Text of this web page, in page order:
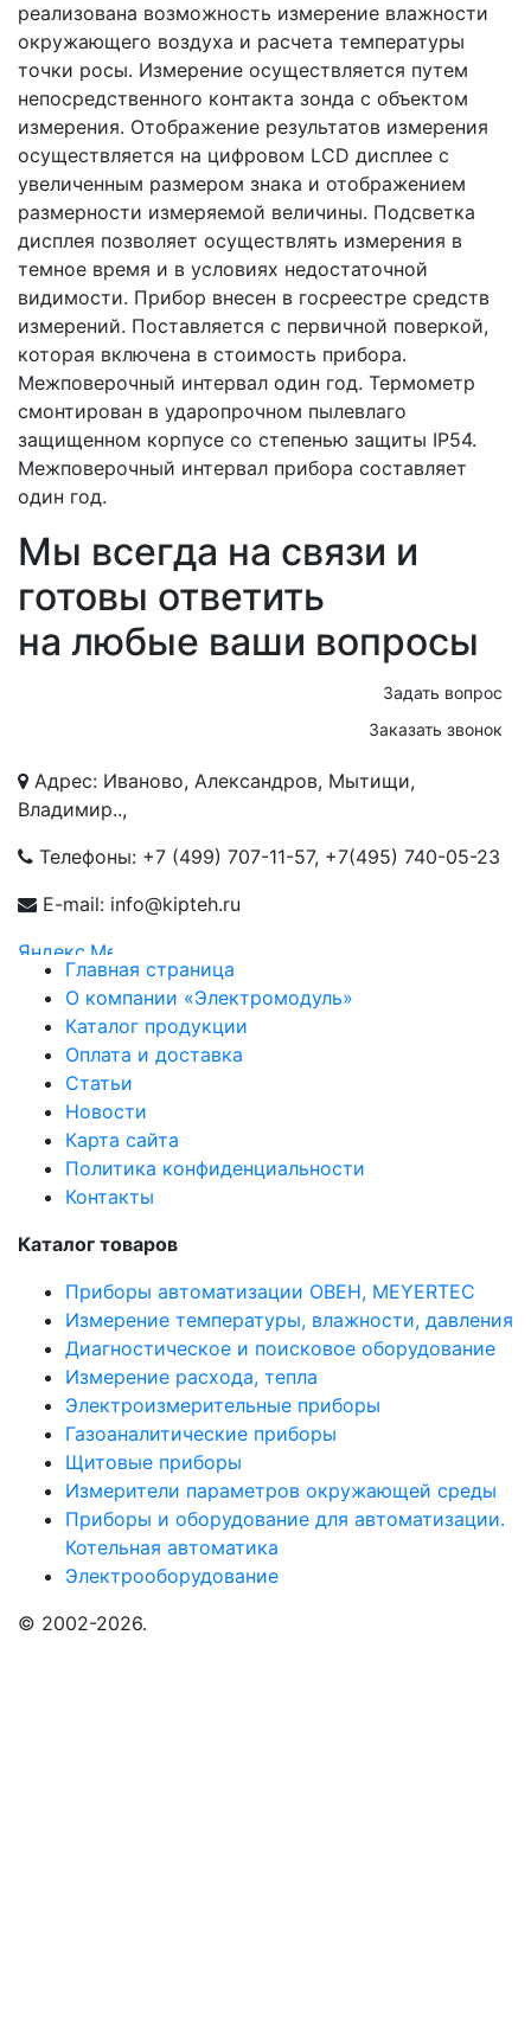
реализована возможность измерение влажности
окружающего воздуха и расчета температуры
точки росы. Измерение осуществляется путем
непосредственного контакта зонда с объектом
измерения. Отображение результатов измерения
осуществляется на цифровом LCD дисплее с
увеличенным размером знака и отображением
размерности измеряемой величины. Подсветка
дисплея позволяет осуществлять измерения в
темное время и в условиях недостаточной
видимости. Прибор внесен в госреестре средств
измерений. Поставляется с первичной поверкой,
которая включена в стоимость прибора.
Межповерочный интервал один год. Термометр
смонтирован в ударопрочном пылевлаго
защищенном корпусе со степенью защиты IP54.
Межповерочный интервал прибора составляет
один год.
Мы всегда на связи и
готовы ответить
на любые ваши вопросы
Задать вопрос
Заказать звонок
Адрес: Иваново, Александров, Мытищи,
Владимир..,
Телефоны: +7 (499) 707-11-57, +7(495) 740-05-23
E-mail: info@kipteh.ru
Главная страница
О компании «Электромодуль»
Каталог продукции
Оплата и доставка
Статьи
Новости
Карта сайта
Политика конфиденциальности
Контакты
Каталог товаров
Приборы автоматизации ОВЕН, MEYERTEC
Измерение температуры, влажности, давления
Диагностическое и поисковое оборудование
Измерение расхода, тепла
Электроизмерительные приборы
Газоаналитические приборы
Щитовые приборы
Измерители параметров окружающей среды
Приборы и оборудование для автоматизации.
Котельная автоматика
Электрооборудование
© 2002-2026.